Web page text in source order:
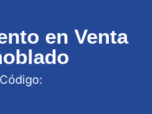
en Venta
Código: